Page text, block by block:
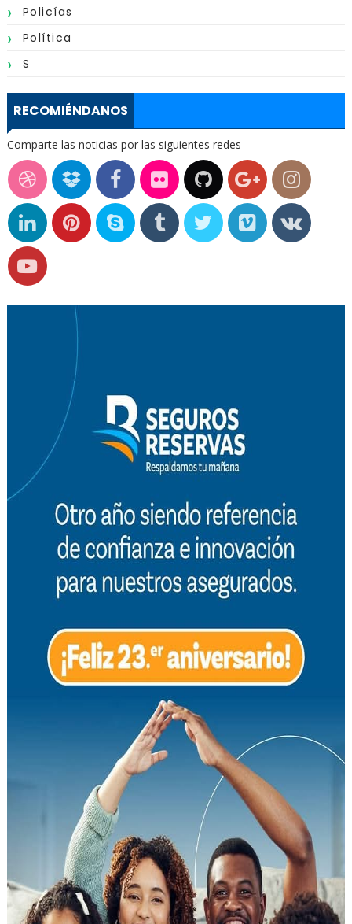
Policías
Política
S
RECOMIÉNDANOS
Comparte las noticias por las siguientes redes